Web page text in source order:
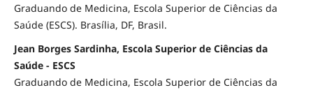
Graduando de Medicina, Escola Superior de Ciências da
Saúde (ESCS). Brasília, DF, Brasil.
Jean Borges Sardinha, Escola Superior de Ciências da
Saúde - ESCS
Graduando de Medicina, Escola Superior de Ciências da